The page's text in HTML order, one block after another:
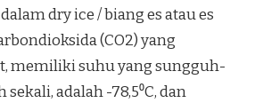
dry ice / biang es atau es
(CO2) yang
memiliki suhu yang sungguh-
adalah -78,5⁰C, dan